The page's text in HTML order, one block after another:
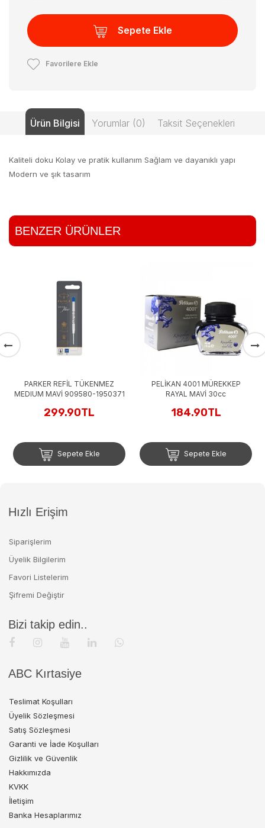
Sepete Ekle
Favorilere Ekle
Ürün Bilgisi Yorumlar (0) Taksit Seçenekleri
Kaliteli doku Kolay ve pratik kullanım Sağlam ve dayanıklı yapı
Modern ve şık tasarım
BENZER ÜRÜNLER
PARKER REFİL TÜKENMEZ
MAVİ 909580-1950371
299.90TL
Sepete Ekle
PELİKAN 4001 MÜREKKEP
RAYAL MAVİ 30cc
184.90TL
Sepete Ekle
Hızlı Erişim
Siparişlerim
Üyelik Bilgilerim
Favori Listelerim
Şifremi Değiştir
Bizi takip edin..
ABC Kırtasiye
Teslimat Koşulları
Üyelik Sözleşmesi
Satış Sözleşmesi
Garanti ve İade Koşulları
Gizlilik ve Güvenlik
Hakkımızda
KVKK
İletişim
Banka Hesaplarımız